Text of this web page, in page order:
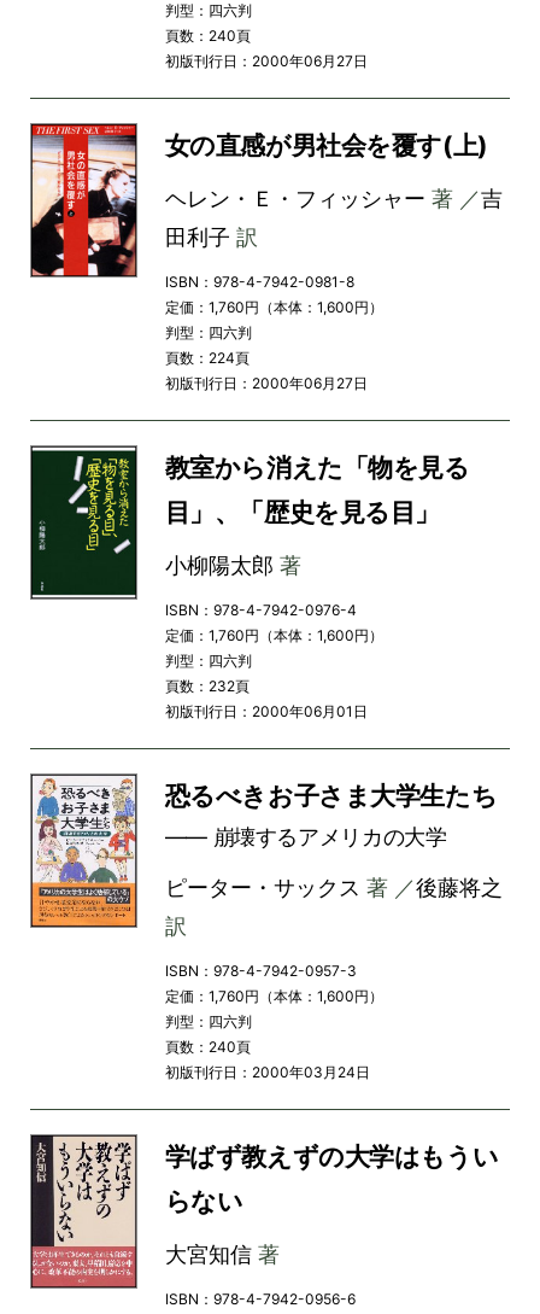
判型：四六判
頁数：240頁
初版刊行日：2000年06月27日
女の直感が男社会を覆す(上)
ヘレン・Ｅ・フィッシャー 著 ／吉
田利子 訳
ISBN：978-4-7942-0981-8
定価：1,760円（本体：1,600円）
判型：四六判
頁数：224頁
初版刊行日：2000年06月27日
教室から消えた「物を見る
目」、「歴史を見る目」
小柳陽太郎 著
ISBN：978-4-7942-0976-4
定価：1,760円（本体：1,600円）
判型：四六判
頁数：232頁
初版刊行日：2000年06月01日
恐るべきお子さま大学生たち
―― 崩壊するアメリカの大学
ピーター・サックス 著 ／後藤将之
訳
ISBN：978-4-7942-0957-3
定価：1,760円（本体：1,600円）
判型：四六判
頁数：240頁
初版刊行日：2000年03月24日
学ばず教えずの大学はもうい
らない
大宮知信著
ISBN：978-4-7942-0956-6